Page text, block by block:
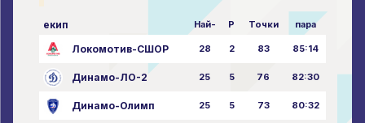
екип Най- P Точки пара
Локомотив-СШОР 28 2 83 85:14
Динамо-ЛО-2 25 5 76 82:30
Динамо-Олимп 25 5 73 80:32